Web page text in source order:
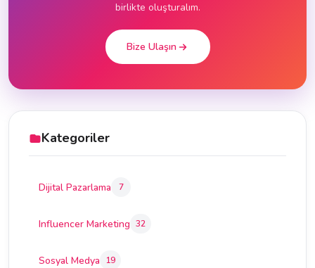
birlikte oluşturalım.
Bize Ulaşın
Kategoriler
Dijital Pazarlama 7
Influencer Marketing 32
Sosyal Medya 19